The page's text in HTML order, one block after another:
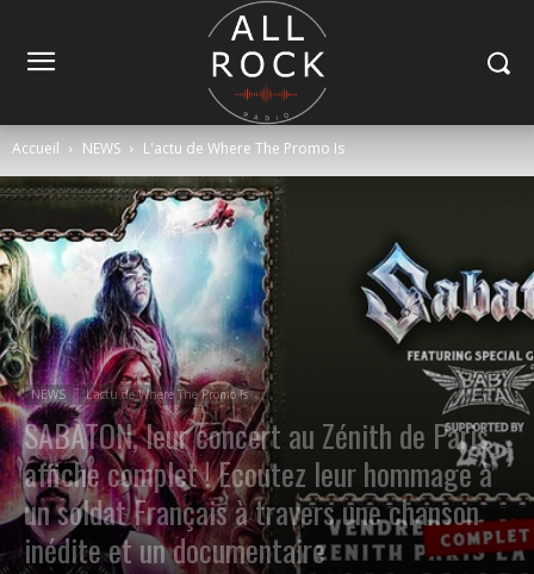
Accueil NEWS L'actu de Where The Promo Is
NEWS L'actu de Where The Promo Is
SABATON, leur concert au Zénith de Paris
affiche complet ! Ecoutez leur hommage à
un soldat Français à travers une chanson
inédite et un documentaire